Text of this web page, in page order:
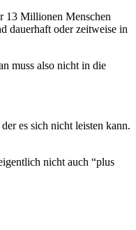
13 Millionen Menschen
dauerhaft oder zeitweise in
muss also nicht in die
es sich nicht leisten kann.
nicht auch “plus